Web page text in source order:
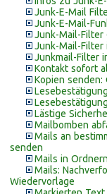
Junk-E-Mail
Junk-E-Mail-
Junk-Mail-Filter
Junk-Mail-Filter
Junkmail-Filter
Kontakt sofort
Kopien senden:
Lesebestätigung
Lästige
Mailbomben
Mails an
senden
Mails in
Mails:
Wiedervorlage